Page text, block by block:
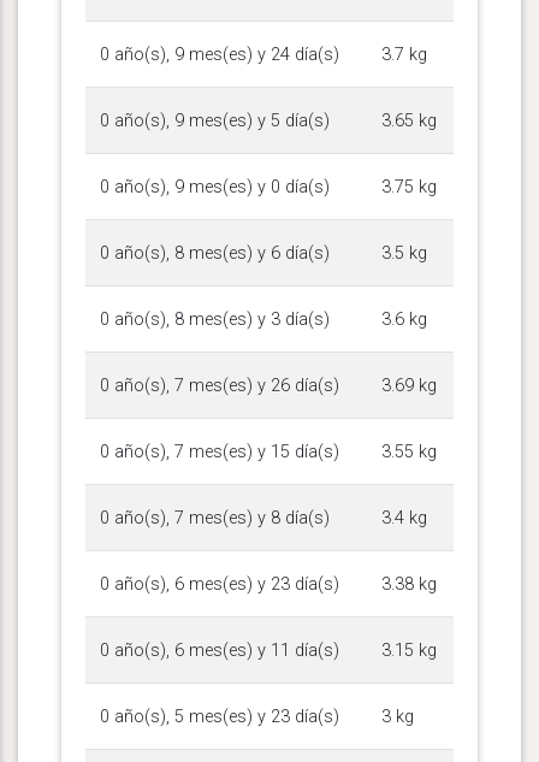
0 año(s), 9 mes(es) y 24 día(s) 3.7 kg
0 año(s), 9 mes(es) y 5 día(s) 3.65 kg
0 año(s), 9 mes(es) y 0 día(s) 3.75 kg
0 año(s), 8 mes(es) y 6 día(s) 3.5 kg
0 año(s), 8 mes(es) y 3 día(s) 3.6 kg
0 año(s), 7 mes(es) y 26 día(s) 3.69 kg
0 año(s), 7 mes(es) y 15 día(s) 3.55 kg
0 año(s), 7 mes(es) y 8 día(s) 3.4 kg
0 año(s), 6 mes(es) y 23 día(s) 3.38 kg
0 año(s), 6 mes(es) y 11 día(s) 3.15 kg
0 año(s), 5 mes(es) y 23 día(s) 3 kg